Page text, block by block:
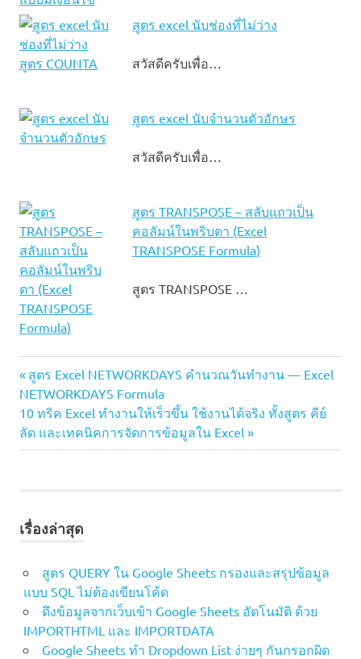
สูตร excel นับช่องที่ไม่ว่าง
สวัสดีครับเพื่อ…
สูตร excel นับจํานวนตัวอักษร
สวัสดีครับเพื่อ…
สูตร TRANSPOSE – สลับแถวเป็น
คอลัมน์ในพริบตา (Excel
TRANSPOSE Formula)
สูตร TRANSPOSE …
TEXTJOIN
ตัวอย่าง
Excel
รวม
จริง
Excel
รวมชื่อ
และ
นามสกุล
Excel
แนะแนว
เรื่อง
Previous
Post:
สูตร Excel NETWORKDAYS คำนวณวันทำงาน — Excel
NETWORKDAYS Formula
Next
Post:
10 ทริค Excel ทำงานให้เร็วขึ้น ใช้งานได้จริง ทั้งสูตร คีย์
ลัด และเทคนิคการจัดการข้อมูลใน Excel
เรื่องล่าสุด
สูตร QUERY ใน Google Sheets กรองและสรุปข้อมูล
แบบ SQL ไม่ต้องเขียนโค้ด
ดึงข้อมูลจากเว็บเข้า Google Sheets อัตโนมัติ ด้วย
IMPORTHTML และ IMPORTDATA
Google Sheets ทำ Dropdown List ง่ายๆ กันกรอกผิด